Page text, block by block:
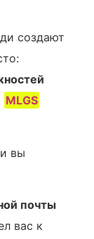
создают
MLGS
вы
почты
вас к